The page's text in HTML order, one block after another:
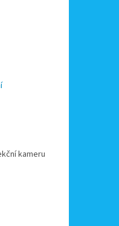
kameru